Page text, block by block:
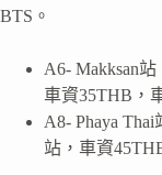
BTS。
A6- Makksan站
車資35THB，
A8- Phaya
站，車資